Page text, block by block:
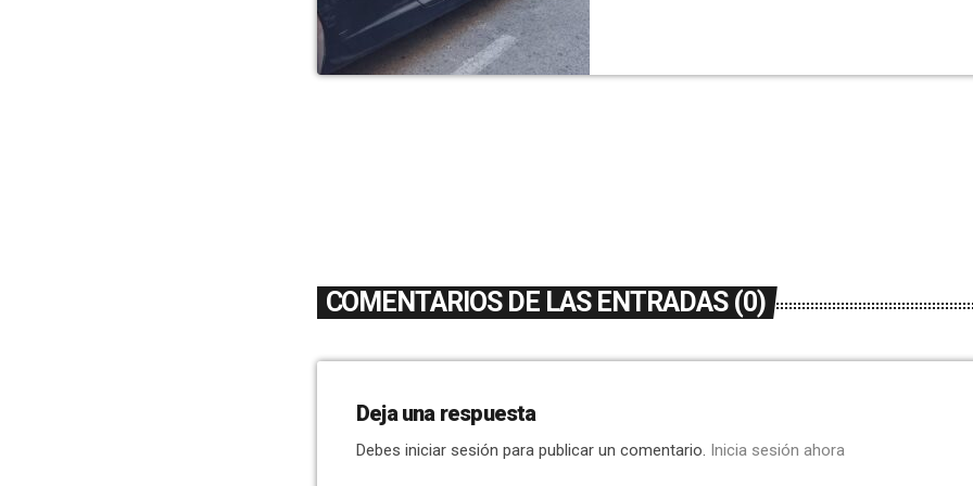
COMENTARIOS DE LAS ENTRADAS (0)
Deja una respuesta
Debes iniciar sesión para publicar un comentario. Inicia sesión ahora